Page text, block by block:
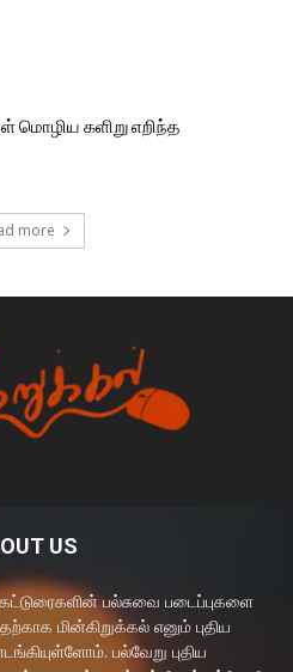
மொழிய களிறு எறிந்த
more
US
பல்சுவை படைப்புகளை
மின்கிறுக்கல் எனும் புதிய
பல்வேறு புதிய